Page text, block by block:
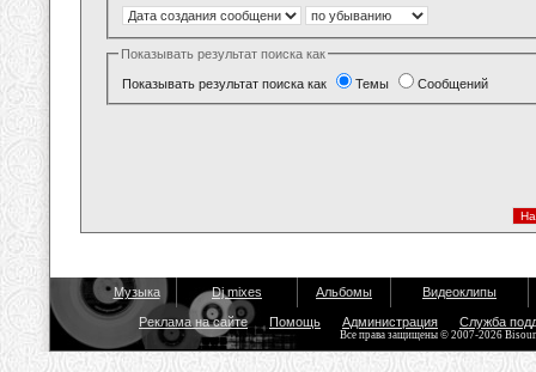
Показывать результат поиска как
Показывать результат поиска как Темы Сообщений
Музыка Dj mixes Альбомы Видеоклипы
Реклама на сайте Помощь Администрация Служба
Все права защищены © 2007-2026